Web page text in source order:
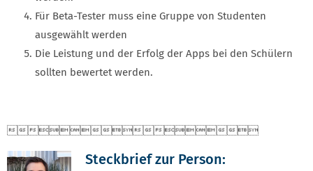
Für Beta-Tester muss eine Gruppe von Studenten
ausgewählt werden
Die Leistung und der Erfolg der Apps bei den Schülern
sollten bewertet werden.

Steckbrief zur Person: